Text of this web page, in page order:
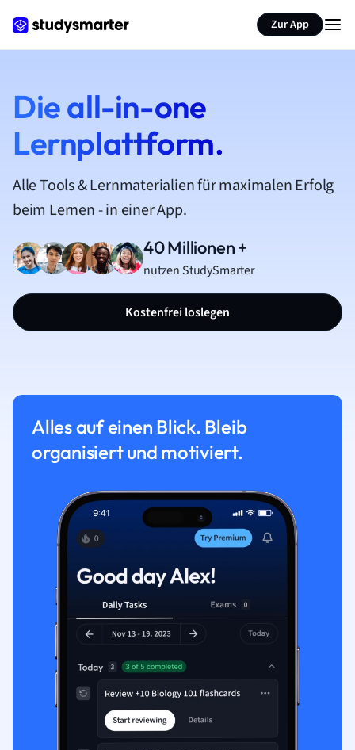
Zur App
Die all-in-one
Lernplattform.
Alle Tools & Lernmaterialien für maximalen Erfolg
beim Lernen - in einer App.
40 Millionen +
nutzen StudySmarter
Kostenfrei loslegen
Alles auf einen Blick. Bleib
organisiert und motiviert.